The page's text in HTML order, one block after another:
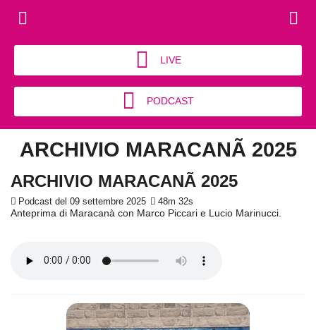
LIVE
PODCAST
ARCHIVIO MARACANÃ 2025
ARCHIVIO MARACANÃ 2025
Podcast del 09 settembre 2025 48m 32s
Anteprima di Maracanà con Marco Piccari e Lucio Marinucci.